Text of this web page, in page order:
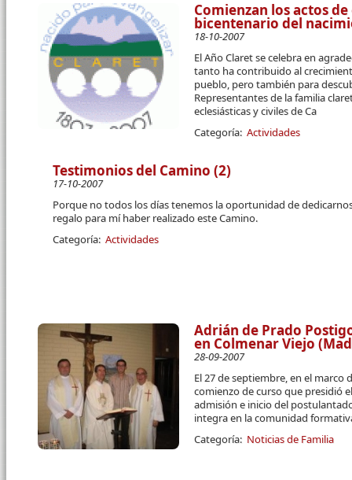
Comienzan los actos
bicentenario del
18-10-2007
El Año Claret se celebra en
tanto ha contribuido al
pueblo, pero también para
Representantes de la familia
eclesiásticas y civiles de Ca
Categoría: Actividades
Testimonios del Camino (2)
17-10-2007
Porque no todos los días tenemos la oportunidad de
regalo para mí haber realizado este Camino.
Categoría: Actividades
Adrián de Prado
en Colmenar Viejo
28-09-2007
El 27 de septiembre, en el marco
comienzo de curso que presidió
admisión e inicio del
integra en la comunidad
Categoría: Noticias de Familia